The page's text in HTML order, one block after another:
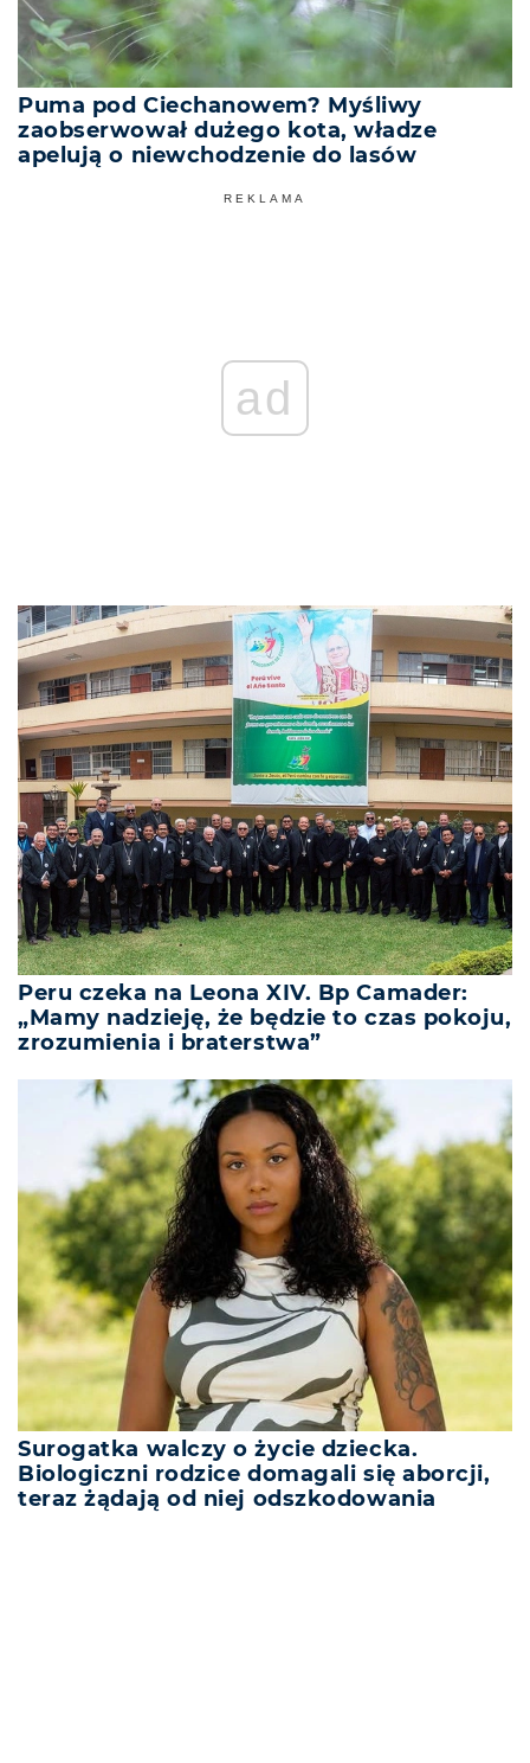
Puma pod Ciechanowem? Myśliwy
zaobserwował dużego kota, władze
apelują o niewchodzenie do lasów
REKLAMA
ad
Peru czeka na Leona XIV. Bp Camader:
„Mamy nadzieję, że będzie to czas pokoju,
zrozumienia i braterstwa”
Surogatka walczy o życie dziecka.
Biologiczni rodzice domagali się aborcji,
teraz żądają od niej odszkodowania